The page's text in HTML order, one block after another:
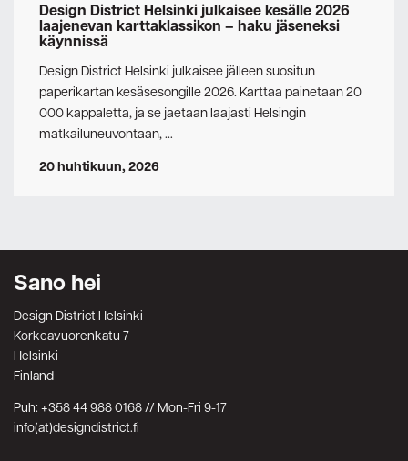
Design District Helsinki julkaisee kesälle 2026
laajenevan karttaklassikon – haku jäseneksi
käynnissä
Design District Helsinki julkaisee jälleen suositun
paperikartan kesäsesongille 2026. Karttaa painetaan 20
000 kappaletta, ja se jaetaan laajasti Helsingin
matkailuneuvontaan, …
20 huhtikuun, 2026
Sano hei
Design District Helsinki
Korkeavuorenkatu 7
Helsinki
Finland
Puh: +358 44 988 0168 // Mon-Fri 9-17
info(at)designdistrict.fi